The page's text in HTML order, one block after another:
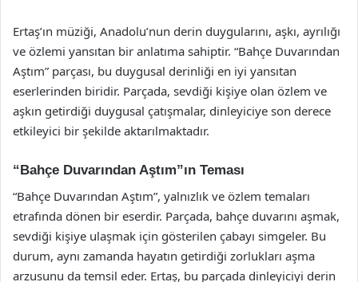
Ertaş’ın müziği, Anadolu’nun derin duygularını, aşkı, ayrılığı
ve özlemi yansıtan bir anlatıma sahiptir. “Bahçe Duvarından
Aştım” parçası, bu duygusal derinliği en iyi yansıtan
eserlerinden biridir. Parçada, sevdiği kişiye olan özlem ve
aşkın getirdiği duygusal çatışmalar, dinleyiciye son derece
etkileyici bir şekilde aktarılmaktadır.
“Bahçe Duvarından Aştım”ın Teması
“Bahçe Duvarından Aştım”, yalnızlık ve özlem temaları
etrafında dönen bir eserdir. Parçada, bahçe duvarını aşmak,
sevdiği kişiye ulaşmak için gösterilen çabayı simgeler. Bu
durum, aynı zamanda hayatın getirdiği zorlukları aşma
arzusunu da temsil eder. Ertaş, bu parçada dinleyiciyi derin